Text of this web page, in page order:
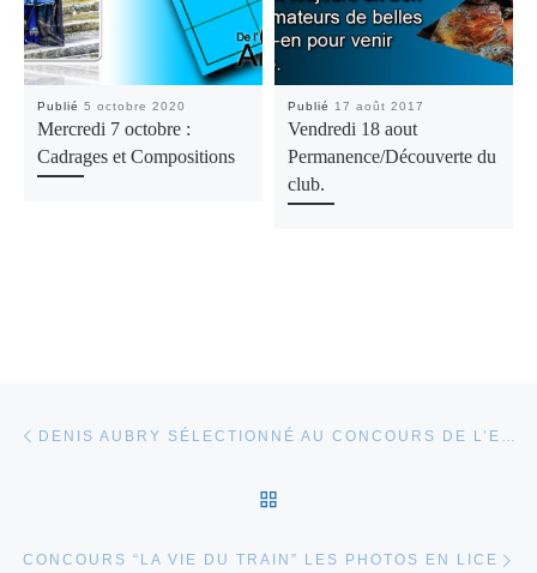
Publié5 octobre 2020
Mercredi 7 octobre :
Cadrages et Compositions
Publié 17 août 2017
Vendredi 18 aout
Permanence/Découverte du
club.
CONCOURS “LA VIE DU TRAIN” LES PHOTOS EN LICE